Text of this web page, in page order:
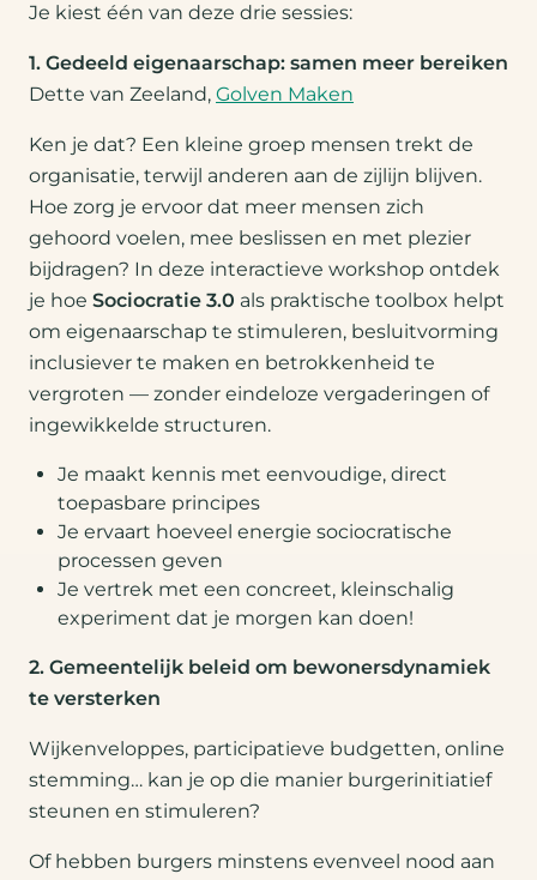
Je kiest één van deze drie sessies:
1. Gedeeld eigenaarschap: samen meer bereiken
Dette van Zeeland, Golven Maken
Ken je dat? Een kleine groep mensen trekt de
organisatie, terwijl anderen aan de zijlijn blijven.
Hoe zorg je ervoor dat meer mensen zich
gehoord voelen, mee beslissen en met plezier
bijdragen? In deze interactieve workshop ontdek
je hoe Sociocratie 3.0 als praktische toolbox helpt
om eigenaarschap te stimuleren, besluitvorming
inclusiever te maken en betrokkenheid te
vergroten — zonder eindeloze vergaderingen of
ingewikkelde structuren.
Je maakt kennis met eenvoudige, direct
toepasbare principes
Je ervaart hoeveel energie sociocratische
processen geven
Je vertrek met een concreet, kleinschalig
experiment dat je morgen kan doen!
2. Gemeentelijk beleid om bewonersdynamiek
te versterken
Wijkenveloppes, participatieve budgetten, online
stemming… kan je op die manier burgerinitiatief
steunen en stimuleren?
Of hebben burgers minstens evenveel nood aan